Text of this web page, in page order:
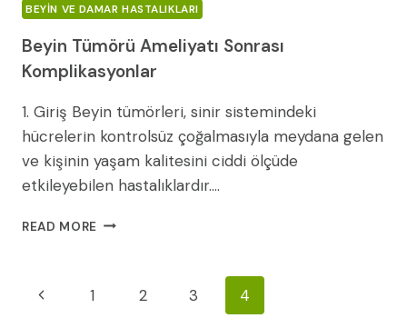
BEYIN VE DAMAR HASTALIKLARI
Beyin Tümörü Ameliyatı Sonrası
Komplikasyonlar
1. Giriş Beyin tümörleri, sinir sistemindeki
hücrelerin kontrolsüz çoğalmasıyla meydana gelen
ve kişinin yaşam kalitesini ciddi ölçüde
etkileyebilen hastalıklardır….
READ MORE BEYIN
KOMPLIKASYONLAR
Page
Previous
1 2 3 4